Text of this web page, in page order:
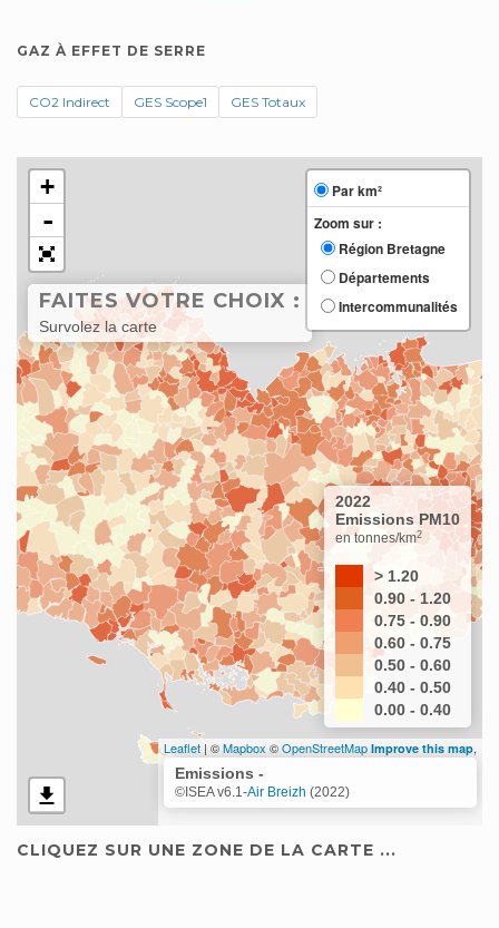
GAZ À EFFET DE SERRE
CO2 Indirect GES Scope1 GES Totaux
+
-
FAITES VOTRE CHOIX :
Survolez la carte
Par km²
Zoom sur :
Région Bretagne
Départements
Intercommunalités
2022
Emissions PM10
en tonnes/km2
> 1.20
0.90 - 1.20
0.75 - 0.90
0.60 - 0.75
0.50 - 0.60
0.40 - 0.50
0.00 - 0.40
Leaflet | ©Mapbox ©OpenStreetMap Improve this map,
Emissions -
©ISEA v6.1-Air Breizh (2022)
CLIQUEZ SUR UNE ZONE DE LA CARTE ...